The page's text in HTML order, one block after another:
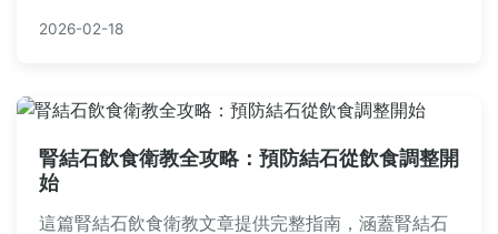
經驗分享和常見問答，適合所有關心尿路結石的讀
2026-02-18
腎結石飲食衛教全攻略：預防結石從飲食調整開
始
這篇腎結石飲食衛教文章提供完整指南，涵蓋腎結石